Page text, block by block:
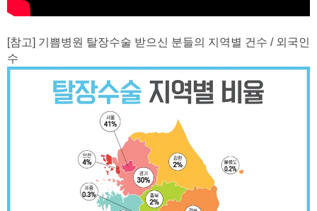
[참고] 기쁨병원 탈장수술 받으신 분들의 지역별 건수 / 외국인
수